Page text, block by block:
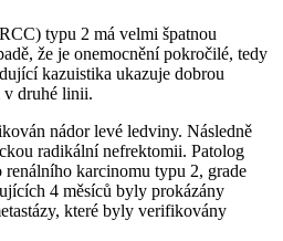
typu 2 má velmi špatnou
že je onemocnění pokročilé, tedy
kazuistika ukazuje dobrou
v druhé linii.
nádor levé ledviny. Následně
radikální nefrektomii. Patolog
karcinomu typu 2, grade
4 měsíců byly prokázány
které byly verifikovány